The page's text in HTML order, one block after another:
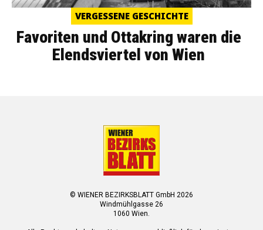
VERGESSENE GESCHICHTE
Favoriten und Ottakring waren die
Elendsviertel von Wien
© WIENER BEZIRKSBLATT GmbH 2026
Windmühlgasse 26
1060 Wien.